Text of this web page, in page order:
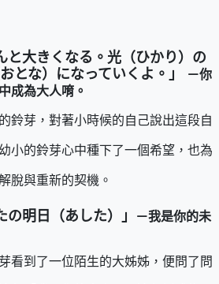
と大きくなる。光（ひかり）の
とな）になっていくよ。」
－你
成為大人唷。
鈴芽，對著小時候的自己說出這段自
小的鈴芽心中種下了一個希望，也為
脫與重新的契機。
明日（あした）」
－我是你的未
看到了一位陌生的大姊姊，便問了問